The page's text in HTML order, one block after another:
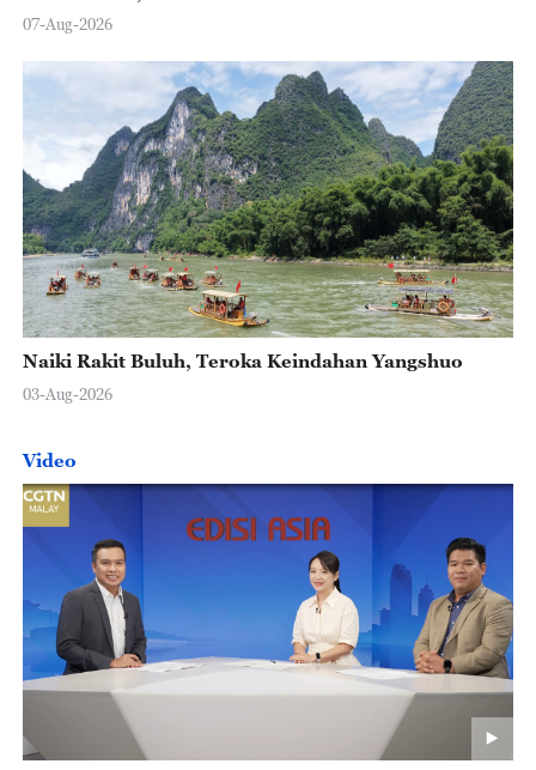
07-Aug-2026
Naiki Rakit Buluh, Teroka Keindahan Yangshuo
03-Aug-2026
Video